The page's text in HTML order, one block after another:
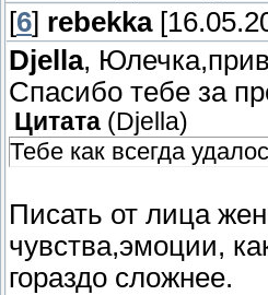
[6] rebekka
Djella,
Спасибо тебе за
Цитата ( Djella)
Тебе как всегда
Писать от лица
чувства,эмоции,
гораздо сложнее.